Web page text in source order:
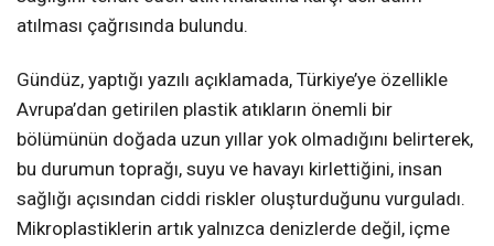
atılması çağrısında bulundu.
Gündüz, yaptığı yazılı açıklamada, Türkiye’ye özellikle
Avrupa’dan getirilen plastik atıkların önemli bir
bölümünün doğada uzun yıllar yok olmadığını belirterek,
bu durumun toprağı, suyu ve havayı kirlettiğini, insan
sağlığı açısından ciddi riskler oluşturduğunu vurguladı.
Mikroplastiklerin artık yalnızca denizlerde değil, içme